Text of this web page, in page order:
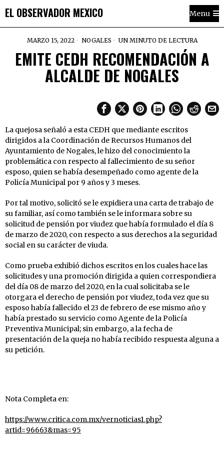
EL OBSERVADOR MEXICO Menu
MARZO 15, 2022 NOGALES UN MINUTO DE LECTURA
EMITE CEDH RECOMENDACIÓN A
ALCALDE DE NOGALES
La quejosa señaló a esta CEDH que mediante escritos
dirigidos a la Coordinación de Recursos Humanos del
Ayuntamiento de Nogales, le hizo del conocimiento la
problemática con respecto al fallecimiento de su señor
esposo, quien se había desempeñado como agente de la
Policía Municipal por 9 años y 3 meses.
Por tal motivo, solicitó se le expidiera una carta de trabajo de
su familiar, así como también se le informara sobre su
solicitud de pensión por viudez que había formulado el día 8
de marzo de 2020, con respecto a sus derechos a la seguridad
social en su carácter de viuda.
Como prueba exhibió dichos escritos en los cuales hace las
solicitudes y una promoción dirigida a quien correspondiera
del día 08 de marzo del 2020, en la cual solicitaba se le
otorgara el derecho de pensión por viudez, toda vez que su
esposo había fallecido el 23 de febrero de ese mismo año y
había prestado su servicio como Agente de la Policía
Preventiva Municipal; sin embargo, a la fecha de
presentación de la queja no había recibido respuesta alguna a
su petición.
Nota Completa en:
https://www.critica.com.mx/vernoticias1.php?
artid=96663&mas=95